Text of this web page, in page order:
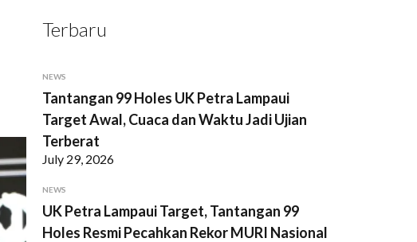
Terbaru
NEWS
Tantangan 99 Holes UK Petra Lampaui
Target Awal, Cuaca dan Waktu Jadi Ujian
Terberat
July 29, 2026
NEWS
UK Petra Lampaui Target, Tantangan 99
Holes Resmi Pecahkan Rekor MURI Nasional